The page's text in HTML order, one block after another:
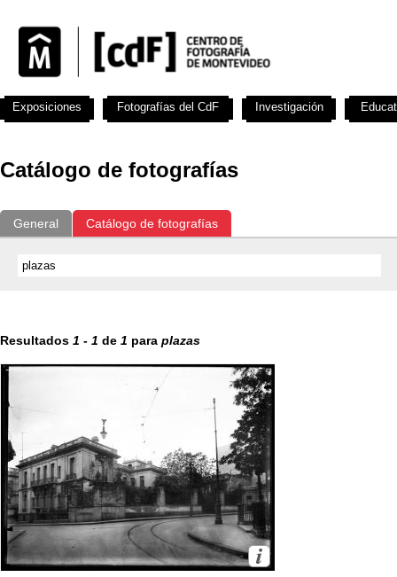
Catálogo de fotografías
General Catálogo de fotografías
Resultados 1 - 1 de 1 para plazas
Exposiciones Fotografías del CdF Investigación